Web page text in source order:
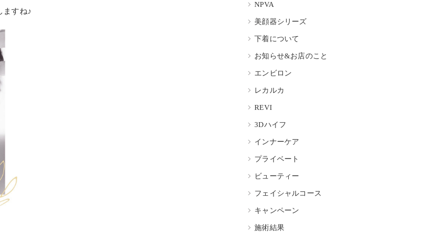
ますね♪
NPVA
美顔器シリーズ
下着について
お知らせ&お店のこと
エンビロン
レカルカ
REVI
3Dハイフ
インナーケア
プライベート
ビューティー
フェイシャルコース
キャンペーン
施術結果